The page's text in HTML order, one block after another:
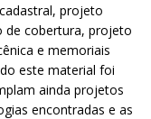
cadastral, projeto
cobertura, projeto
e memoriais
este material foi
ainda projetos
encontradas e as